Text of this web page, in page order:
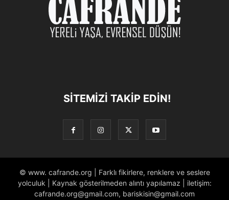
SITEMIZI TAKIP EDIN!
© www. cafrande.org | Farklı fikirlere, renklere ve seslere
yolculuk | Kaynak gösterilmeden alıntı yapılamaz | iletişim:
cafrande.org@gmail.com, bariskisin@gmail.com